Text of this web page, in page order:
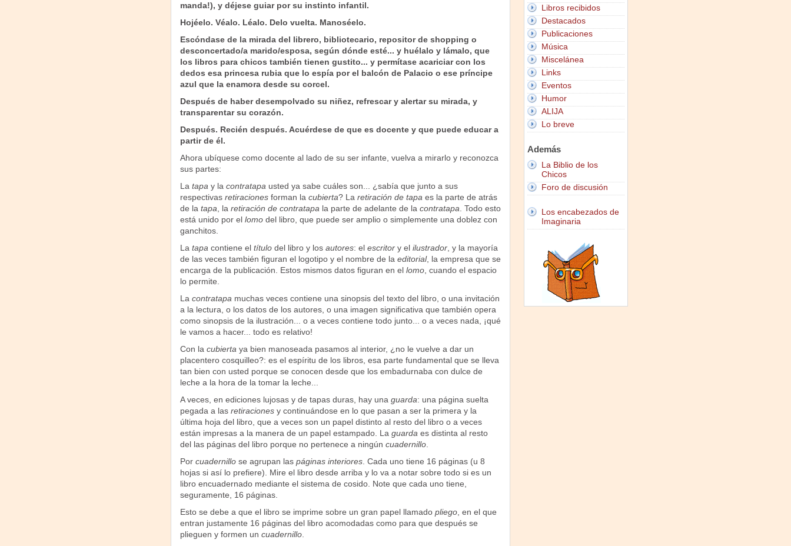
manda!), y déjese guiar por su instinto infantil.
Hojéelo. Véalo. Léalo. Delo vuelta. Manoséelo.
Escóndase de la mirada del librero, bibliotecario, repositor de shopping o
desconcertado/a marido/esposa, según dónde esté... y huélalo y lámalo, que
los libros para chicos también tienen gustito... y permítase acariciar con los
dedos esa princesa rubia que lo espía por el balcón de Palacio o ese príncipe
azul que la enamora desde su corcel.
Después de haber desempolvado su niñez, refrescar y alertar su mirada, y
transparentar su corazón.
Después. Recién después. Acuérdese de que es docente y que puede educar a
partir de él.
Ahora ubíquese como docente al lado de su ser infante, vuelva a mirarlo y reconozca
sus partes:
La tapa y la contratapa usted ya sabe cuáles son... ¿sabía que junto a sus
respectivas retiracionesforman la cubierta? La retiración de tapa es la parte de atrás
de la tapa , la retiración de contratapa la parte de adelante de la contratapa . Todo esto
está unido por el lomodel libro, que puede ser amplio o simplemente una doblez con
ganchitos.
La tapa contiene el títulodel libro y los autores: el escritory el ilustrador, y la mayoría
de las veces también figuran el logotipo y el nombre de la editorial, la empresa que se
encarga de la publicación. Estos mismos datos figuran en el lomo, cuando el espacio
lo permite.
La contratapa muchas veces contiene una sinopsis del texto del libro, o una invitación
a la lectura, o los datos de los autores, o una imagen significativa que también opera
como sinopsis de la ilustración... o a veces contiene todo junto... o a veces nada, ¡qué
le vamos a hacer... todo es relativo!
Con la cubierta ya bien manoseada pasamos al interior, ¿no le vuelve a dar un
placentero cosquilleo?: es el espíritu de los libros, esa parte fundamental que se lleva
tan bien con usted porque se conocen desde que los embadurnaba con dulce de
leche a la hora de la tomar la leche...
A veces, en ediciones lujosas y de tapas duras, hay una guarda: una página suelta
pegada a las retiracionesy continuándose en lo que pasan a ser la primera y la
última hoja del libro, que a veces son un papel distinto al resto del libro o a veces
están impresas a la manera de un papel estampado. La guarda es distinta al resto
del las páginas del libro porque no pertenece a ningún cuadernillo.
Por cuadernillose agrupan las páginas interiores. Cada uno tiene 16 páginas (u 8
hojas si así lo prefiere). Mire el libro desde arriba y lo va a notar sobre todo si es un
libro encuadernado mediante el sistema de cosido. Note que cada uno tiene,
seguramente, 16 páginas.
Esto se debe a que el libro se imprime sobre un gran papel llamado pliego, en el que
entran justamente 16 páginas del libro acomodadas como para que después se
plieguen y formen un cuadernillo.
Libros recibidos
Destacados
Publicaciones
Música
Miscelánea
Links
Eventos
Humor
ALIJA
Lo breve
Además
La Biblio de los
Chicos
Foro de discusión
Los encabezados de
Imaginaria